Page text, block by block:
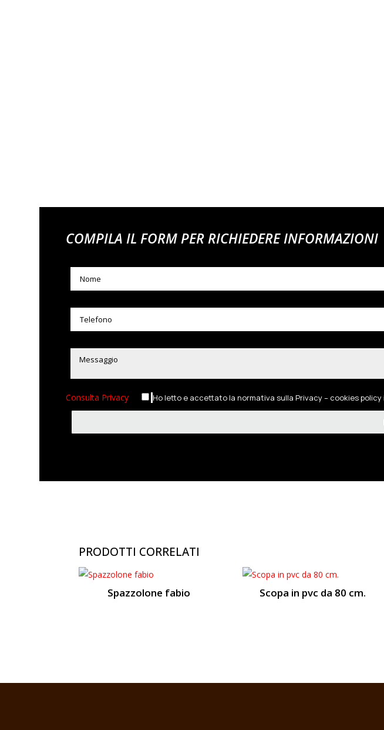
COMPILA IL FORM PER RICHIEDERE INFORMAZIONI
Consulta Privacy Ho letto e accettato la normativa sulla Privacy – cookies
PRODOTTI CORRELATI
Spazzolone fabio Scopa in pvc da 80 cm.